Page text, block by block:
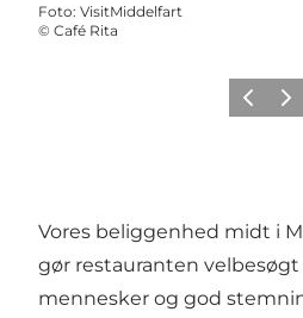
Foto: VisitMiddelfart
© Café Rita
Forrige
Vores beliggenhed midt i
gør restauranten
mennesker og god